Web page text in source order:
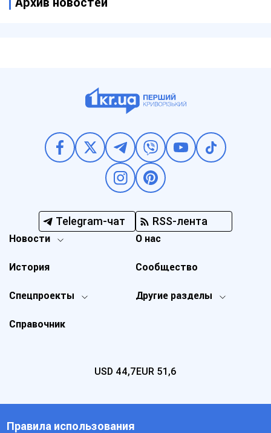
Telegram-чат RSS-лента
Новости
Спецпроекты Другие разделы
История
О нас
Справочник
Сообщество
USD 44,7EUR 51,6
Правила использования